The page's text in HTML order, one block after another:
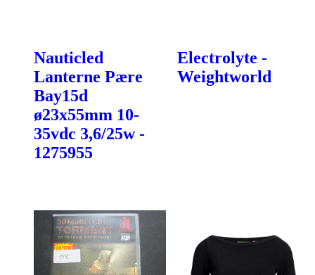
Nauticled
Lanterne Pære
Bay15d
ø23x55mm 10-
35vdc 3,6/25w -
1275955
Electrolyte -
Weightworld